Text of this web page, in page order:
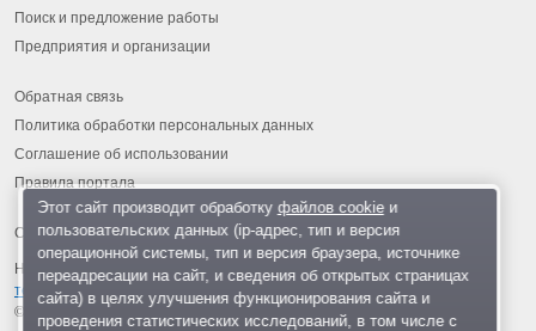
Поиск и предложение работы
Предприятия и организации
Обратная связь
Политика обработки персональных данных
Соглашение об использовании
Правила портала
На информационном ресурсе применяются рекомендательные
технологии
© 2013-2026 «ОИНФО»,
сделано в Одинцово
Этот сайт производит обработку файлов cookieи
пользовательских данных (ip-адрес, тип и версия
операционной системы, тип и версия браузера, источнике
переадресации на сайт, и сведения об открытых страницах
сайта) в целях улучшения функционирования сайта и
проведения статистических исследований, в том числе с